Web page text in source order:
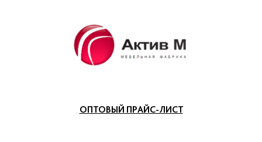
ОПТОВЫЙ ПРАЙС-ЛИСТ